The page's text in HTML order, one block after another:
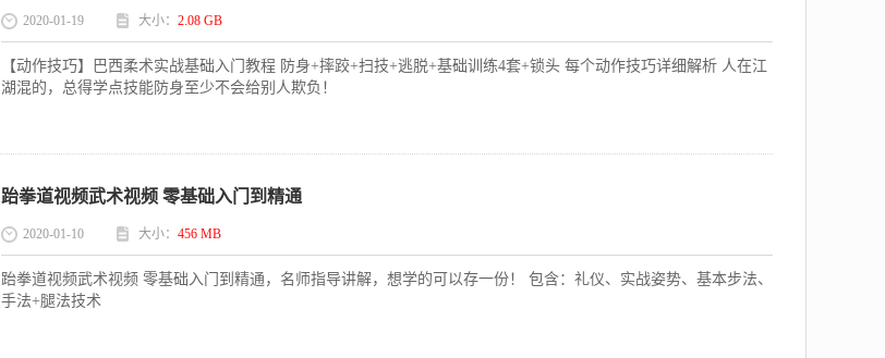
2020-01-19 大小： 2.08 GB
【动作技巧】巴西柔术实战基础入门教程 防身+摔跤+扫技+逃脱+基础训练4套+锁头 每个动作技巧详细解析 人在江
湖混的，总得学点技能防身至少不会给别人欺负！
跆拳道视频武术视频 零基础入门到精通
2020-01-10 大小： 456 MB
跆拳道视频武术视频 零基础入门到精通，名师指导讲解，想学的可以存一份！ 包含：礼仪、实战姿势、基本步法、
手法+腿法技术